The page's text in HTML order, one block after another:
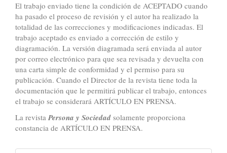
El trabajo enviado tiene la condición de ACEPTADO cuando
ha pasado el proceso de revisión y el autor ha realizado la
totalidad de las correcciones y modificaciones indicadas. El
trabajo aceptado es enviado a corrección de estilo y
diagramación. La versión diagramada será enviada al autor
por correo electrónico para que sea revisada y devuelta con
una carta simple de conformidad y el permiso para su
publicación. Cuando el Director de la revista tiene toda la
documentación que le permitirá publicar el trabajo, entonces
el trabajo se considerará ARTÍCULO EN PRENSA.
La revista Persona y Sociedad solamente proporciona
constancia de ARTÍCULO EN PRENSA.